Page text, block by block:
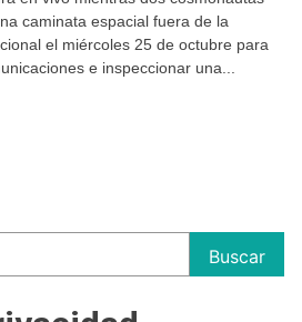
Cosmonautas
transmiten
en
vivo
la
caminata espacial fuera de la
el miércoles 25 de octubre para
e inspeccionar una...
Buscar